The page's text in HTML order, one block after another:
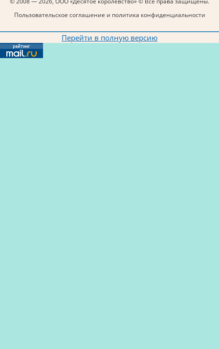
Пользовательское соглашение и политика конфиденциальности
Перейти в полную версию